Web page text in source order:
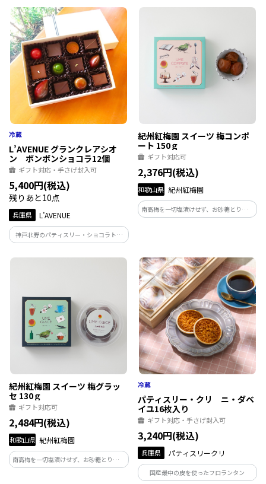
けの中に力強いカカオの薫りとすっきり
とキレのある後口が特徴
『ROMANCE』 フルーティーなフレーバ
L’AVENUE グランクレアシオ
ン ボンボンショコラ12個
ギフト対応・手さげ封入可
5,400円(税込)
残りあと10点
兵庫県 L’AVENUE
神戸北野のパティスリー・ショコラトリ
ー「L'AVENUE」のボンボンショコラ
『GRAND CREATION』 フルーツフレーバ
紀州紅梅園 スイーツ 梅コンポ
ート 150ｇ
ギフト対応可
2,376円(税込)
和歌山県 紀州紅梅園
南高梅を一切塩漬けせず、お砂糖とりんご
酢のみで仕上げました。凍らせて食べる
紀州紅梅園 スイーツ 梅グラッ
セ 130ｇ
ギフト対応可
2,484円(税込)
和歌山県 紀州紅梅園
南高梅を一切塩漬けせず、お砂糖とりんご
酢のみで仕上げました。凝縮された濃厚
パティスリー・クリ ニ・ダベ
イユ16枚入り
ギフト対応・手さげ封入可
3,240円(税込)
兵庫県 パティスリークリ
国産最中の皮を使ったフロランタン